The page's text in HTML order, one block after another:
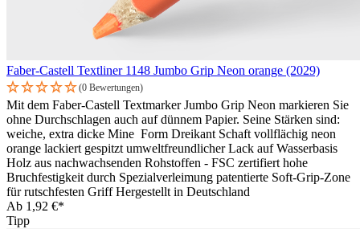
Faber-Castell Textliner 1148 Jumbo Grip Neon orange (2029)
(0 Bewertungen)
Mit dem Faber-Castell Textmarker Jumbo Grip Neon markieren Sie
ohne Durchschlagen auch auf dünnem Papier. Seine Stärken sind:
weiche, extra dicke Mine Form Dreikant Schaft vollflächig neon
orange lackiert gespitzt umweltfreundlicher Lack auf Wasserbasis
Holz aus nachwachsenden Rohstoffen - FSC zertifiert hohe
Bruchfestigkeit durch Spezialverleimung patentierte Soft-Grip-Zone
für rutschfesten Griff Hergestellt in Deutschland
Ab 1,92 €*
Tipp